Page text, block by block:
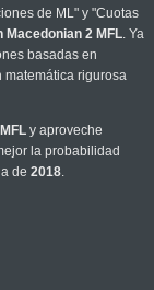
de ML" y "Cuotas
Macedonian 2 MFL. Ya
basadas en
matemática rigurosa
y aproveche
la probabilidad
de 2018.